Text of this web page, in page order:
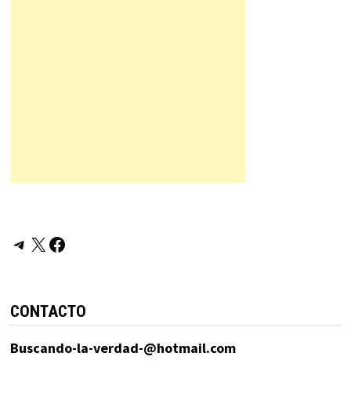
Telegram
X Facebook
CONTACTO
Buscando-la-verdad-@hotmail.com